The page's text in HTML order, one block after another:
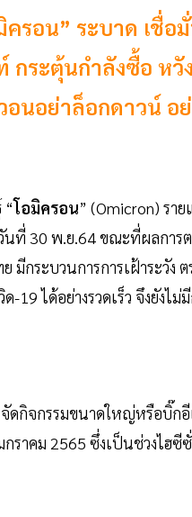
รอน” ระบาด เชื่อ
กระตุ้นกำลังซื้อ ห
อนอย่าล็อกดาวน์
“โอมิครอน” (Omicron) รา
นที่ 30 พ.ย.64 ขณะที่ผลกา
มีกระบวนการการเฝ้าระวั
-19 ได้อย่างรวดเร็ว จึงยังไ
ดกิจกรรมขนาดใหญ่หรือบิ๊ก
าคม 2565 ซึ่งเป็นช่วงไฮซี